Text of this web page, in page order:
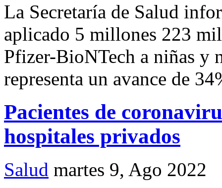
La Secretaría de Salud
aplicado 5 millones 223
Pfizer-BioNTech a niñas y
representa un avance de
Pacientes de
hospitales privados
Salud martes 9, Ago 2022